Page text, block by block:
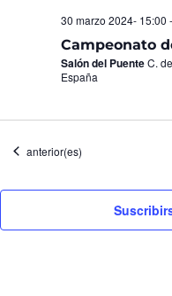
Campeonato
30 marzo 2024- 15:00 -
Salón del PuenteC.
España
Eventos
anterior(es)